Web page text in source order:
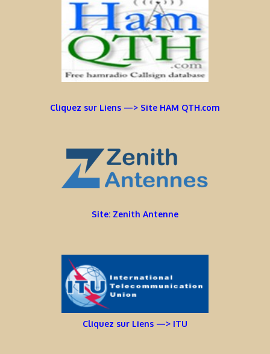
Cliquez sur Liens —> Site HAM QTH.com
Site: Zenith Antenne
Cliquez sur Liens —> ITU